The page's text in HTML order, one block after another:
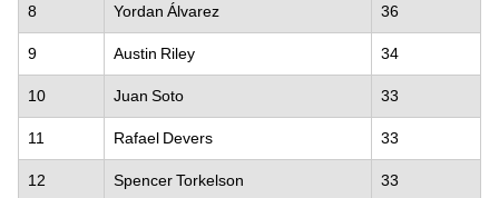
8 Yordan Álvarez 36
9 Austin Riley 34
10 Juan Soto 33
11 Rafael Devers 33
12 Spencer Torkelson 33